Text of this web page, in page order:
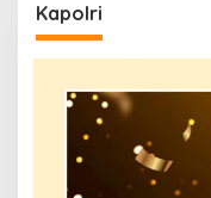
Kapolri